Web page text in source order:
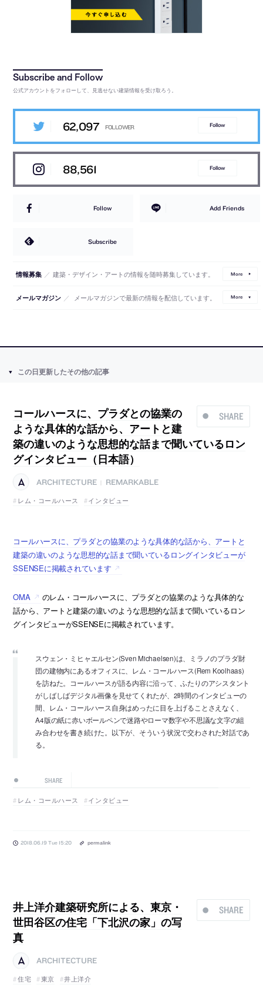
公式アカウントをフォローして、見逃せない建築情報を受け取ろう。
62,097 Follow
88,561 Follow
Follow Add Friends
Subscribe
情報募集 ／ 建築・デザイン・アートの情報を随時募集しています。 More
メールマガジン ／ メールマガジンで最新の情報を配信しています。 More
この日更新したその他の記事
SHARE
コールハースに、プラダとの協業の
ような具体的な話から、アートと建
築の違いのような思想的な話まで聞いているロン
グインタビュー（日本語）
ARCHITECTURE
REMARKABLE
レム・コールハース
インタビュー
コールハースに、プラダとの協業のような具体的な話から、アートと
建築の違いのような思想的な話まで聞いているロングインタビューが
SSENSEに掲載されています
OMA
のレム・コールハースに、プラダとの協業のような具体的な
話から、アートと建築の違いのような思想的な話まで聞いているロン
グインタビューがSSENSEに掲載されています。
スウェン・ミヒャエルセン(Sven Michaelsen)は、ミラノのプラダ財
団の建物内にあるオフィスに、レム・コールハース(Rem Koolhaas)
を訪ねた。コールハースが語る内容に沿って、ふたりのアシスタント
がしばしばデジタル画像を見せてくれたが、2時間のインタビューの
間、レム・コールハース自身はめったに目を上げることさえなく、
A4版の紙に赤いボールペンで迷路やローマ数字や不思議な文字の組
み合わせを書き続けた。以下が、そういう状況で交わされた対話であ
る。
SHARE
レム・コールハース インタビュー
2018.06.19 Tue 15:20 permalink
SHARE
井上洋介建築研究所による、東京・
世田谷区の住宅「下北沢の家」の写
真
ARCHITECTURE
住宅
東京 井上洋介